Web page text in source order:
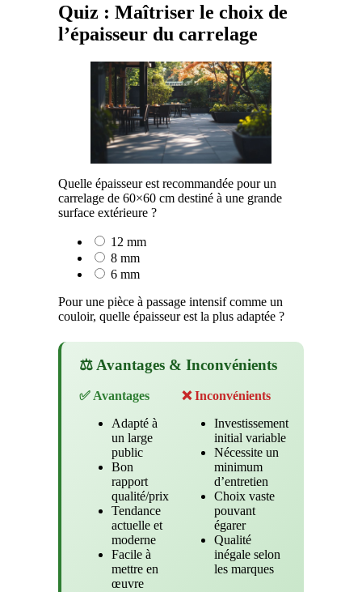
Quiz : Maîtriser le choix de
l’épaisseur du carrelage
Quelle épaisseur est recommandée pour un
carrelage de 60×60 cm destiné à une grande
surface extérieure ?
12 mm
8 mm
6 mm
Pour une pièce à passage intensif comme un
couloir, quelle épaisseur est la plus adaptée ?
⚖️ Avantages & Inconvénients
✅ Avantages
Adapté à
un large
public
Bon
rapport
qualité/prix
Tendance
actuelle et
moderne
Facile à
mettre en
œuvre
❌ Inconvénients
Investissement
initial variable
Nécessite un
minimum
d’entretien
Choix vaste
pouvant
égarer
Qualité
inégale selon
les marques